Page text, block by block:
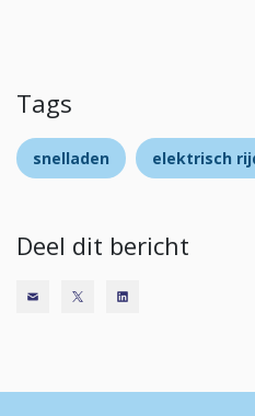
Tags
snelladen elektrisch
Deel dit bericht